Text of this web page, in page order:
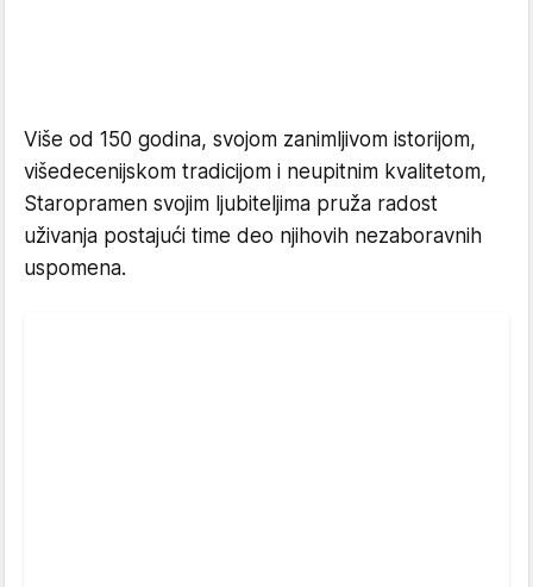
Više od 150 godina, svojom zanimljivom istorijom,
višedecenijskom tradicijom i neupitnim kvalitetom,
Staropramen svojim ljubiteljima pruža radost
uživanja postajući time deo njihovih nezaboravnih
uspomena.